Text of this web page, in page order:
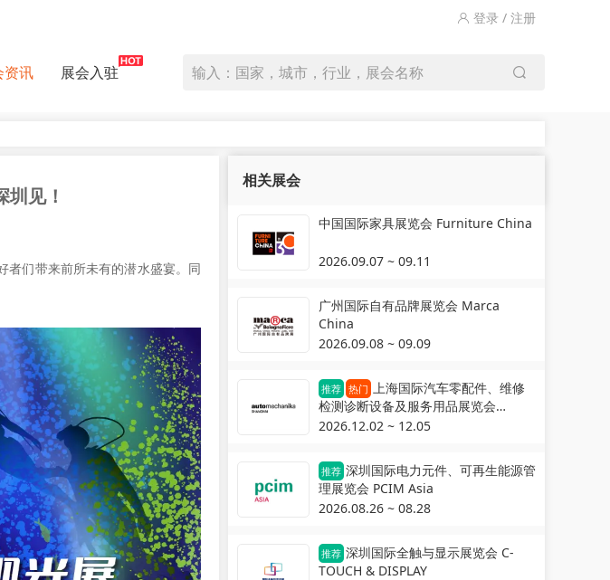
登录 / 注册
资讯 展会入驻 输入：国家，城市，行业，展会名称
见！
者们带来前所未有的潜水盛宴。同
相关展会
中国国际家具展览会 Furniture China
2026.09.07 ~ 09.11
广州国际自有品牌展览会 Marca
China
2026.09.08 ~ 09.09
推荐 热门 上海国际汽车零配件、维修
检测诊断设备及服务用品展览会
Automechanika Shanghai
2026.12.02 ~ 12.05
推荐 深圳国际电力元件、可再生能源管
理展览会 PCIM Asia
2026.08.26 ~ 08.28
推荐 深圳国际全触与显示展览会 C-
TOUCH & DISPLAY